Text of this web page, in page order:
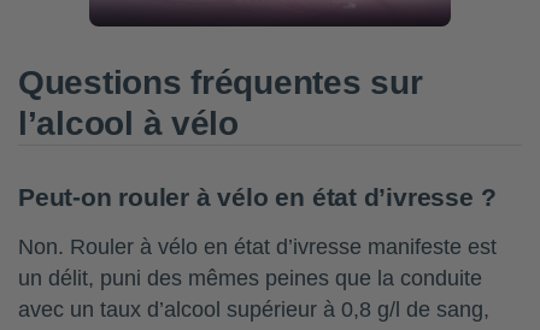
Questions fréquentes sur
l’alcool à vélo
Peut-on rouler à vélo en état d’ivresse ?
Non. Rouler à vélo en état d’ivresse manifeste est
un délit, puni des mêmes peines que la conduite
avec un taux d’alcool supérieur à 0,8 g/l de sang,